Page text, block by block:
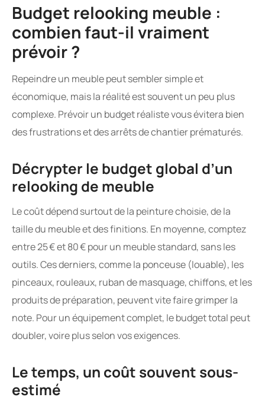
Budget relooking meuble :
combien faut-il vraiment
prévoir ?
Repeindre un meuble peut sembler simple et
économique, mais la réalité est souvent un peu plus
complexe. Prévoir un budget réaliste vous évitera bien
des frustrations et des arrêts de chantier prématurés.
Décrypter le budget global d’un
relooking de meuble
Le coût dépend surtout de la peinture choisie, de la
taille du meuble et des finitions. En moyenne, comptez
entre 25 € et 80 € pour un meuble standard, sans les
outils. Ces derniers, comme la ponceuse (louable), les
pinceaux, rouleaux, ruban de masquage, chiffons, et les
produits de préparation, peuvent vite faire grimper la
note. Pour un équipement complet, le budget total peut
doubler, voire plus selon vos exigences.
Le temps, un coût souvent sous-
estimé